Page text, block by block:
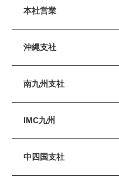
本社営業
沖縄支社
南九州支社
IMC九州
中四国支社